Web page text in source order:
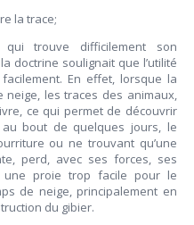
la trace;
trouve difficilement son
doctrine soulignait que l’utilité
En effet, lorsque la
neige, les traces des animaux,
ce qui permet de découvrir
bout de quelques jours, le
ou ne trouvant qu’une
perd, avec ses forces, ses
proie trop facile pour le
de neige, principalement en
du gibier.